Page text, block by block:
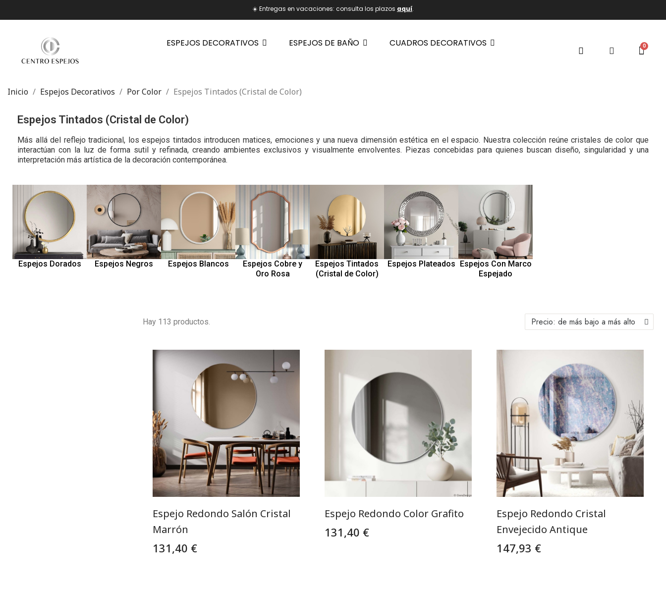
☀️ Entregas en vacaciones: consulta los plazos aquí.
ESPEJOS DECORATIVOS ESPEJOS DE BAÑO CUADROS DECORATIVOS
Inicio Espejos Decorativos Por Color Espejos Tintados (Cristal de Color)
Espejos Tintados (Cristal de Color)
Más allá del reflejo tradicional, los espejos tintados introducen matices, emociones y una nueva dimensión estética en el espacio. Nuestra colección reúne cristales de color que
interactúan con la luz de forma sutil y refinada, creando ambientes exclusivos y visualmente envolventes. Piezas concebidas para quienes buscan diseño, singularidad y una
interpretación más artística de la decoración contemporánea.
Espejos Dorados Espejos Negros Espejos Blancos
Espejos Cobre y
Oro Rosa
Espejos Tintados
(Cristal de Color)
Espejos Plateados Espejos Con Marco
Espejado
Hay 113 productos.
Espejo Redondo Salón Cristal
Marrón
131,40 €
Espejo Redondo Color Grafito
131,40 €
Espejo Redondo Cristal
Envejecido Antique
147,93 €